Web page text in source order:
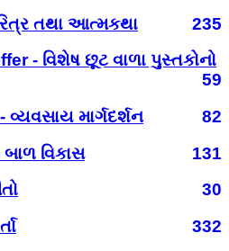
તથા આત્મકથા
235
- વિશેષ છૂટ વાળા પુસ્તકોનો
59
માર્ગદર્શન
82
વિકાસ
131
30
332